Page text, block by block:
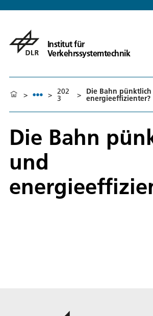
Institut für
Verkehrssystemtechnik
> > 202
3 > Die Bahn
energieeffizienter?
Die Bahn
und